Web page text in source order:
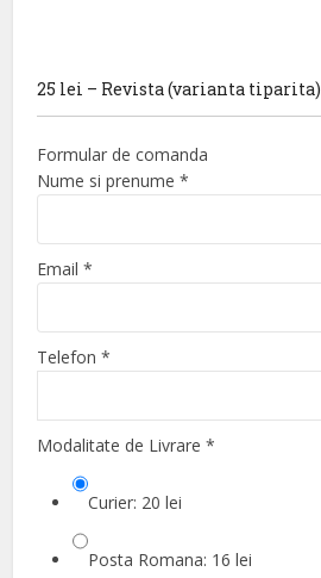
25 lei – Revista (varianta tiparita)
Formular de comanda
Nume si prenume*
Email*
Telefon*
Modalitate de Livrare*
Curier: 20 lei
Posta Romana: 16 lei